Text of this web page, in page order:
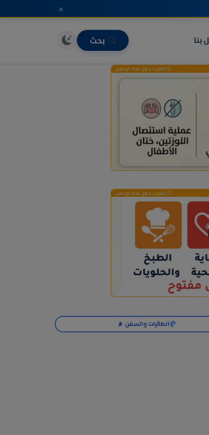
×
بنا بحث
المزيد حول هذا الإعلان
المزيد حول هذا الإعلان
الطائرات والسفن 📡